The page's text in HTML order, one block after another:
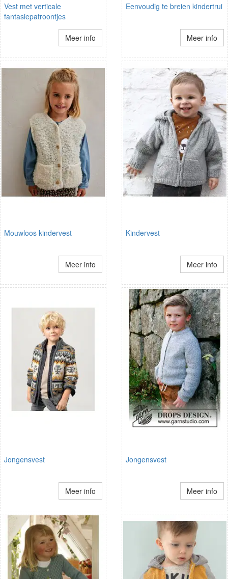
Vest met verticale
fantasiepatroontjes
Meer info
Eenvoudig te breien kindertrui
Meer info
Mouwloos kindervest
Meer info
Kindervest
Meer info
Jongensvest
Meer info
Jongensvest
Meer info